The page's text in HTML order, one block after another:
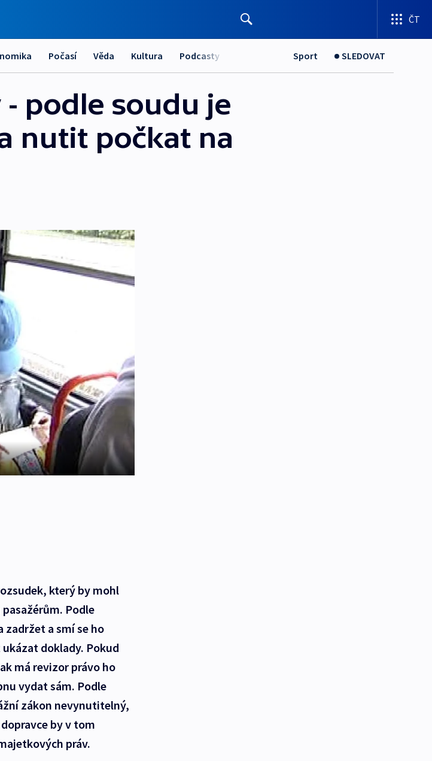
ČT
Počasí Věda Kultura Podcasty Sport SLEDOVAT
- podle soudu je
nutit počkat na
který by mohl
Podle
a smí se ho
doklady. Pokud
má revizor právo ho
vydat sám. Podle
zákon nevynutitelný,
by v tom
práv.